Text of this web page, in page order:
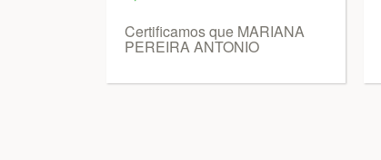
Certificamos que MARIANA
PEREIRA ANTONIO